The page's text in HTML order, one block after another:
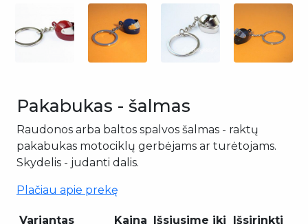
Pakabukas - šalmas
Raudonos arba baltos spalvos šalmas - raktų
pakabukas motociklų gerbėjams ar turėtojams.
Skydelis - judanti dalis.
Plačiau apie prekę
Variantas Kaina Išsiųsime iki Išsirinkti